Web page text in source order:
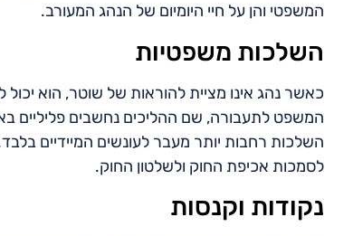
המשפטי והן על חיי היומיום של הנהג המעורב.
השלכות משפטיות
כאשר נהג אינו מציית להוראות של שוטר, הוא
המשפט לתעבורה, שם ההליכים נחשבים פליליים
השלכות רחבות יותר מעבר לעונשים המיידיים
לסמכות אכיפת החוק ולשלטון החוק.
נקודות וקנסות